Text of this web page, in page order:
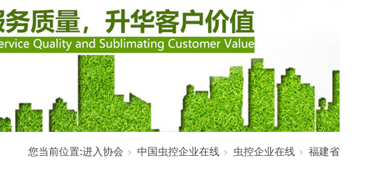
您当前位置:进入协会 中国虫控企业在线 虫控企业在线 福建省